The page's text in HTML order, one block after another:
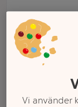
Vi använder